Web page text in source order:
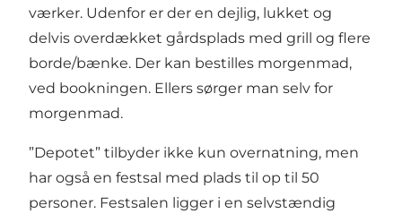
værker. Udenfor er der en dejlig, lukket og
delvis overdækket gårdsplads med grill og flere
borde/bænke. Der kan bestilles morgenmad,
ved bookningen. Ellers sørger man selv for
morgenmad.
”Depotet” tilbyder ikke kun overnatning, men
har også en festsal med plads til op til 50
personer. Festsalen ligger i en selvstændig